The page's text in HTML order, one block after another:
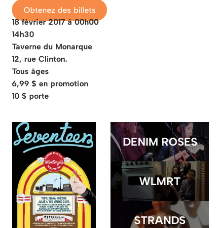
Obtenez des billets
18 février 2017 à 00h00
14h30
Taverne du Monarque
12, rue Clinton.
Tous âges
6,99 $ en promotion
10 $ porte
DENIM ROSES
WLMRT
STRANDS